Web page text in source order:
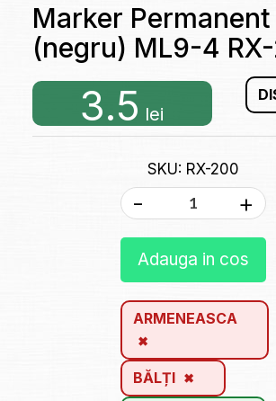
Marker Permanent
(negru) ML9-4
3.5 lei
SKU: RX-200
- +
Adauga in cos
ARMENEASCA
BĂLȚI